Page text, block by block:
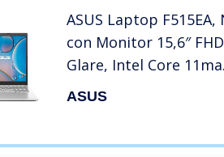
ASUS Laptop
con Monitor 15,6″
Glare, Intel Core 11ma
generazione i5-1135G7,
ASUS